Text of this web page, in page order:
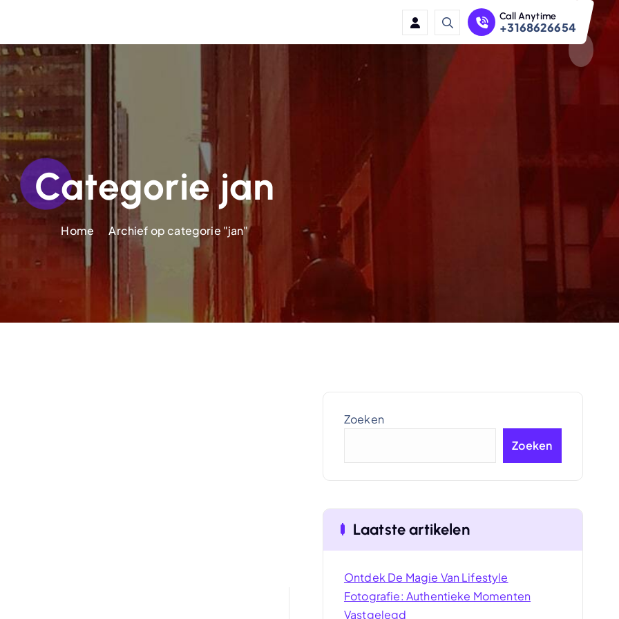
Call Anytime
+3168626654
Categorie jan
Home Archief op categorie "jan"
Zoeken
Zoeken
Laatste artikelen
Ontdek De Magie Van Lifestyle
Fotografie: Authentieke Momenten
Vastgelegd